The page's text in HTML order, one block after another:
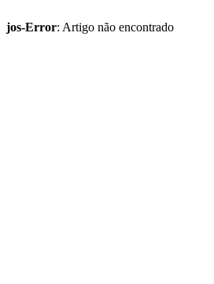
jos-Error: Artigo não encontrado